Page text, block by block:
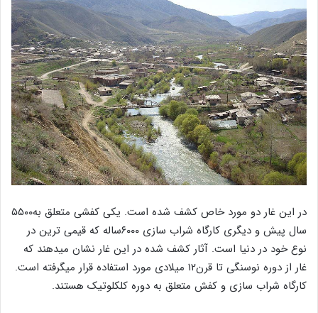
در این غار دو مورد خاص کشف شده است. یکی کفشی متعلق به۵۵۰۰
سال پیش و دیگری کارگاه شراب سازی ۶۰۰۰ساله که قیمی ترین در
نوع خود در دنیا است. آثار کشف شده در این غار نشان میدهند که
غار از دوره نوسنگی تا قرن۱۲ میلادی مورد استفاده قرار میگرفته است.
کارگاه شراب سازی و کفش متعلق به دوره کلکلوتیک هستند.